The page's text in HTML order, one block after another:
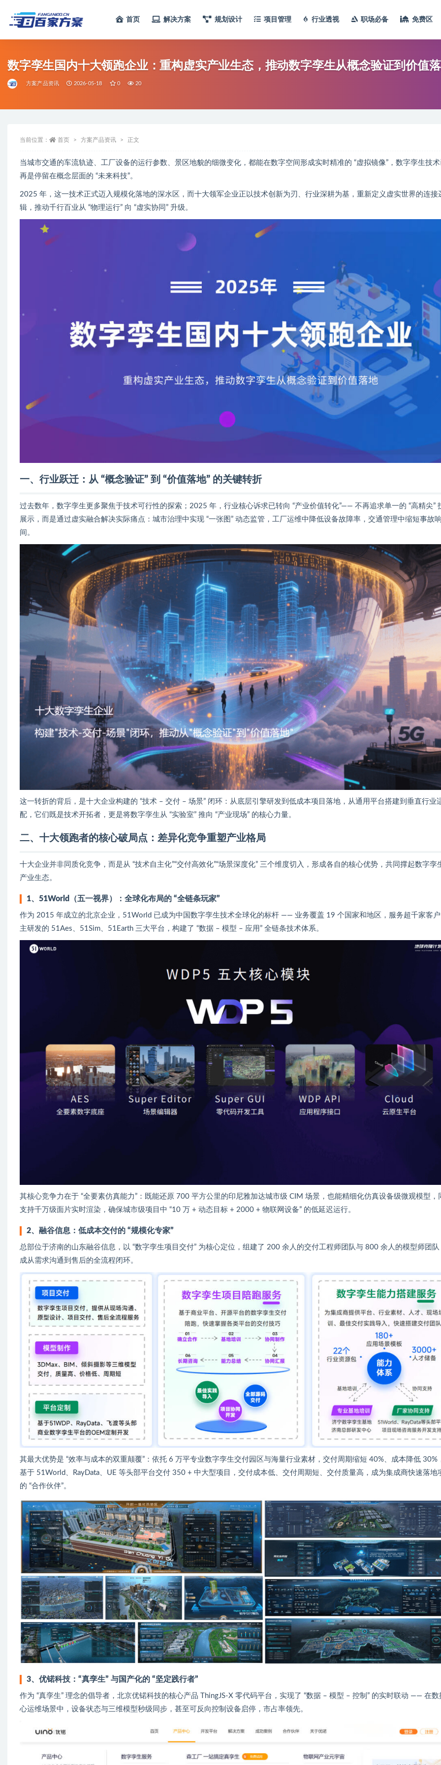
首页 解决方案 规划设计 项目管理 行业透视 职场必备 免费区
数字孪生国内十大领跑企业：重构虚实产业生态，推动数字孪生从概念验证到价值
方案产品资讯 2026-05-18 0 20
当前位置： 首页 方案产品资讯 正文
当城市交通的车流轨迹、工厂设备的运行参数、景区地貌的细微变化，都能在数字空间形成实时精准的 “虚拟镜像”，数字孪生技
再是停留在概念层面的 “未来科技”。
2025 年，这一技术正式迈入规模化落地的深水区，而十大领军企业正以技术创新为刃、行业深耕为基，重新定义虚实世界的连接
辑，推动千行百业从 “物理运行” 向 “虚实协同” 升级。
一、行业跃迁：从 “概念验证” 到 “价值落地” 的关键转折
过去数年，数字孪生更多聚焦于技术可行性的探索；2025 年，行业核心诉求已转向 “产业价值转化”—— 不再追求单一的 “高精尖”
展示，而是通过虚实融合解决实际痛点：城市治理中实现 “一张图” 动态监管，工厂运维中降低设备故障率，交通管理中缩短事故
间。
这一转折的背后，是十大企业构建的 “技术 – 交付 – 场景” 闭环：从底层引擎研发到低成本项目落地，从通用平台搭建到垂直行业
配，它们既是技术开拓者，更是将数字孪生从 “实验室” 推向 “产业现场” 的核心力量。
二、十大领跑者的核心破局点：差异化竞争重塑产业格局
十大企业并非同质化竞争，而是从 “技术自主化”“交付高效化”“场景深度化” 三个维度切入，形成各自的核心优势，共同撑起数字孪
产业生态。
1、51World（五一视界）：全球化布局的 “全链条玩家”
作为 2015 年成立的北京企业，51World 已成为中国数字孪生技术全球化的标杆 —— 业务覆盖 19 个国家和地区，服务超千家客
主研发的 51Aes、51Sim、51Earth 三大平台，构建了 “数据 – 模型 – 应用” 全链条技术体系。
其核心竞争力在于 “全要素仿真能力”：既能还原 700 平方公里的印尼雅加达城市级 CIM 场景，也能精细化仿真设备级微观模型，
支持千万级面片实时渲染，确保城市级项目中 “10 万 + 动态目标 + 2000 + 物联网设备” 的低延迟运行。
2、融谷信息：低成本交付的 “规模化专家”
总部位于济南的山东融谷信息，以 “数字孪生项目交付” 为核心定位，组建了 200 余人的交付工程师团队与 800 余人的模型师团队
成从需求沟通到售后的全流程闭环。
其最大优势是 “效率与成本的双重颠覆”：依托 6 万平专业数字孪生交付园区与海量行业素材，交付周期缩短 40%、成本降低 30%
基于 51World、RayData、UE 等头部平台交付 350 + 中大型项目，交付成本低、交付周期短、交付质量高，成为集成商快速落地
的 “合作伙伴”。
3、优锘科技：“真孪生” 与国产化的 “坚定践行者”
作为 “真孪生” 理念的倡导者，北京优锘科技的核心产品 ThingJS-X 零代码平台，实现了 “数据 – 模型 – 控制” 的实时联动 —— 在数
心运维场景中，设备状态与三维模型秒级同步，甚至可反向控制设备启停，市占率领先。